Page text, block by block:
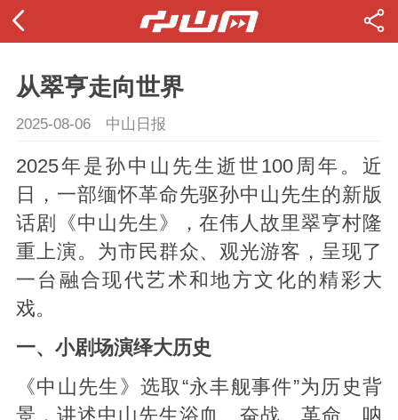
从翠亨走向世界
2025-08-06 中山日报
2025年是孙中山先生逝世100周年。近
日，一部缅怀革命先驱孙中山先生的新版
话剧《中山先生》，在伟人故里翠亨村隆
重上演。为市民群众、观光游客，呈现了
一台融合现代艺术和地方文化的精彩大
戏。
一、小剧场演绎大历史
《中山先生》选取“永丰舰事件”为历史背
景，讲述中山先生浴血、奋战、革命、呐